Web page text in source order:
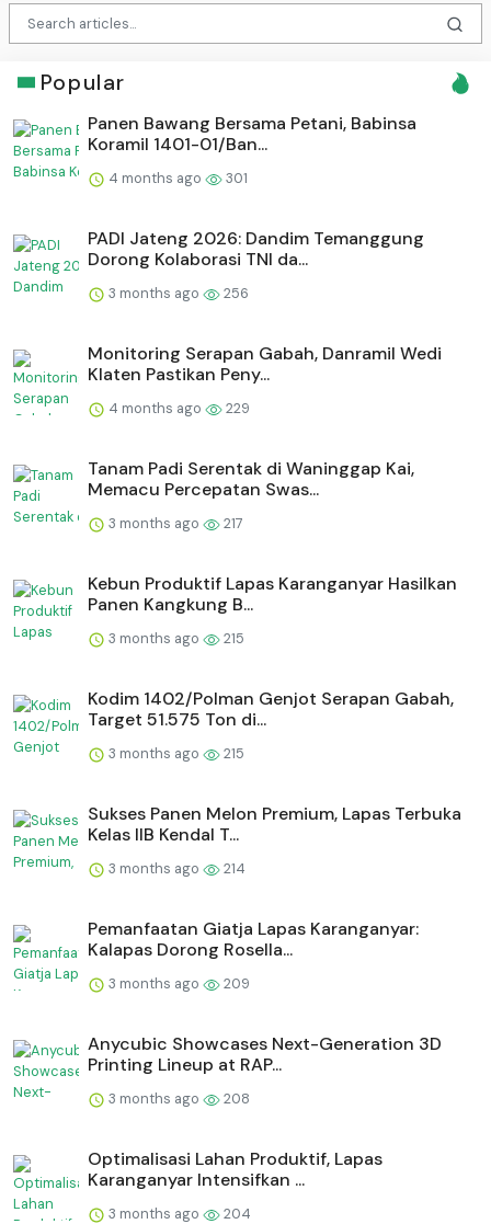
Popular
Panen Bawang Bersama Petani, Babinsa
Koramil 1401-01/Ban...
4 months ago 301
PADI Jateng 2026: Dandim Temanggung
Dorong Kolaborasi TNI da...
3 months ago 256
Monitoring Serapan Gabah, Danramil Wedi
Klaten Pastikan Peny...
4 months ago 229
Tanam Padi Serentak di Waninggap Kai,
Memacu Percepatan Swas...
3 months ago 217
⁠Kebun Produktif Lapas Karanganyar Hasilkan
Panen Kangkung B...
3 months ago 215
Kodim 1402/Polman Genjot Serapan Gabah,
Target 51.575 Ton di...
3 months ago 215
Sukses Panen Melon Premium, Lapas Terbuka
Kelas IIB Kendal T...
3 months ago 214
Pemanfaatan Giatja Lapas Karanganyar:
Kalapas Dorong Rosella...
3 months ago 209
Anycubic Showcases Next-Generation 3D
Printing Lineup at RAP...
3 months ago 208
Optimalisasi Lahan Produktif, Lapas
Karanganyar Intensifkan ...
3 months ago 204